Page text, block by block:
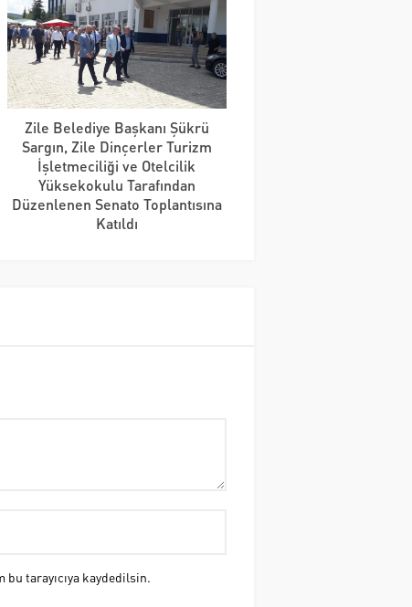
Zile Belediye Başkanı Şükrü
Sargın, Zile Dinçerler Turizm
İşletmeciliği ve Otelcilik
Yüksekokulu Tarafından
Düzenlenen Senato Toplantısına
Katıldı
tarayıcıya kaydedilsin.